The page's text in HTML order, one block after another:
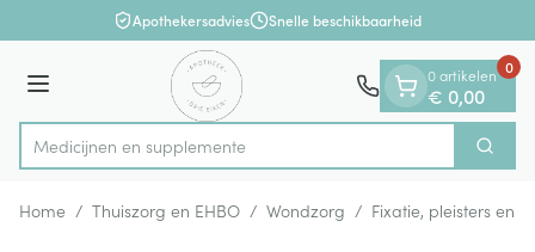
Ga naar de inhoudApothekersadvies Snelle beschikbaarheid
Menu
Product, merk, categorie...
Medic Zoek
0 artikelen
€ 0,00
0
Home / Thuiszorg en EHBO / Wondzorg / Fixatie, pleisters en